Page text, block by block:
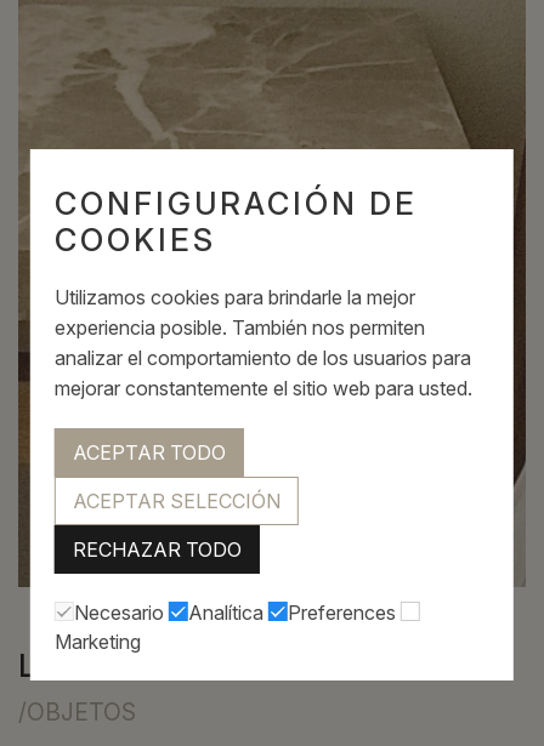
LÁMPARA FUM
/OBJETOS
CONFIGURACIÓN DE
COOKIES
Utilizamos cookies para brindarle la mejor
experiencia posible. También nos permiten
analizar el comportamiento de los usuarios para
mejorar constantemente el sitio web para usted.
ACEPTAR TODO
ACEPTAR SELECCIÓN
RECHAZAR TODO
Necesario Analítica
Preferences
Marketing